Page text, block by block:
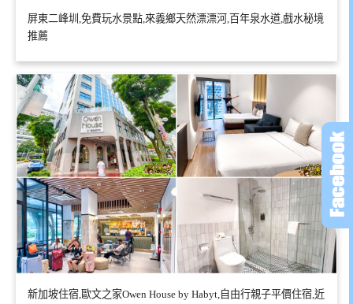
屏東二峰圳,免費玩水景點,來義鄉天然漂漂河,百年泉水道,戲水秘境
推薦
新加坡住宿,歐文之家Owen House by Habyt,自由行親子平價住宿,近